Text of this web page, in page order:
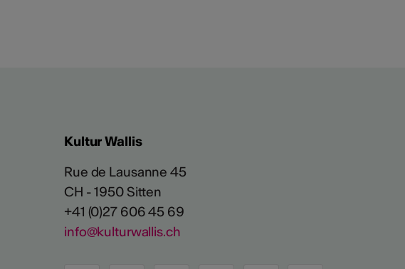
Kultur Wallis
Rue de Lausanne 45
CH - 1950 Sitten
+41 (0)27 606 45 69
info@kulturwallis.ch